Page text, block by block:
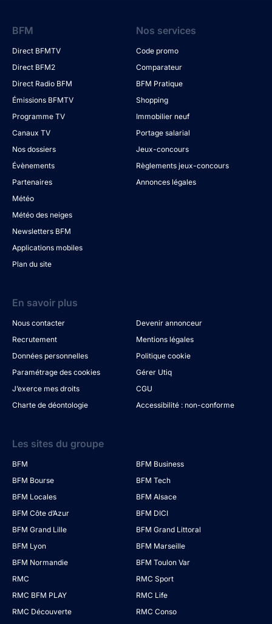
BFM
Direct BFMTV
Direct BFM2
Direct Radio BFM
Émissions BFMTV
Programme TV
Canaux TV
Nos dossiers
Évènements
Partenaires
Météo
Météo des neiges
Newsletters BFM
Applications mobiles
Plan du site
Nos services
Code promo
Comparateur
BFM Pratique
Shopping
Immobilier neuf
Portage salarial
Jeux-concours
Règlements jeux-concours
Annonces légales
En savoir plus
Nous contacter
Devenir annonceur
Recrutement
Mentions légales
Données personnelles
Politique cookie
Paramétrage des cookies
Gérer Utiq
J’exerce mes droits
CGU
Charte de déontologie
Accessibilité : non-conforme
Les sites du groupe
BFM
BFM Business
BFM Bourse
BFM Tech
BFM Locales
BFM Alsace
BFM Côte d’Azur
BFM DICI
BFM Grand Lille
BFM Grand Littoral
BFM Lyon
BFM Marseille
BFM Normandie
BFM Toulon Var
RMC
RMC Sport
RMC BFM PLAY
RMC Life
RMC Découverte
RMC Conso